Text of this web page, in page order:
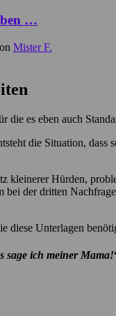
…
Mister F.
die es eben auch
die Situation,
kleinerer Hürden,
bei der dritten
diese Unterlagen
sage ich meiner Mama!